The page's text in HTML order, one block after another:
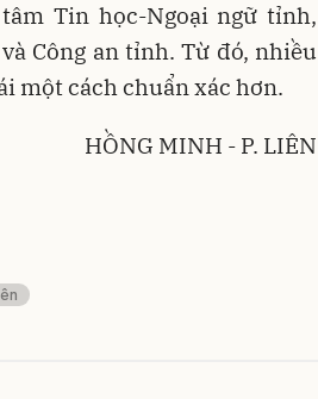
Tin học-Ngoại ngữ tỉnh,
Công an tỉnh. Từ đó, nhiều
một cách chuẩn xác hơn.
HỒNG MINH - P. LIÊN